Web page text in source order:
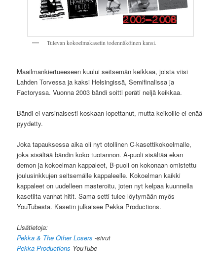
Tulevan kokoelmakasetin todennäköinen kansi.
Maailmankiertueeseen kuului seitsemän keikkaa, joista viisi
Lahden Torvessa ja kaksi Helsingissä, Semifinalissa ja
Factoryssa. Vuonna 2003 bändi soitti peräti neljä keikkaa.
Bändi ei varsinaisesti koskaan lopettanut, mutta keikoille ei enää
pyydetty.
Joka tapauksessa aika oli nyt otollinen C-kasettikokoelmalle,
joka sisältää bändin koko tuotannon. A-puoli sisältää ekan
demon ja kokoelman kappaleet, B-puoli on kokonaan omistettu
joulusinkkujen seitsemälle kappaleelle. Kokoelman kaikki
kappaleet on uudelleen masteroitu, joten nyt kelpaa kuunnella
kasetilta vanhat hitit. Sama setti tulee löytymään myös
YouTubesta. Kasetin julkaisee Pekka Productions.
Lisätietoja:
Pekka & The Other Losers -sivut
Pekka Productions YouTube